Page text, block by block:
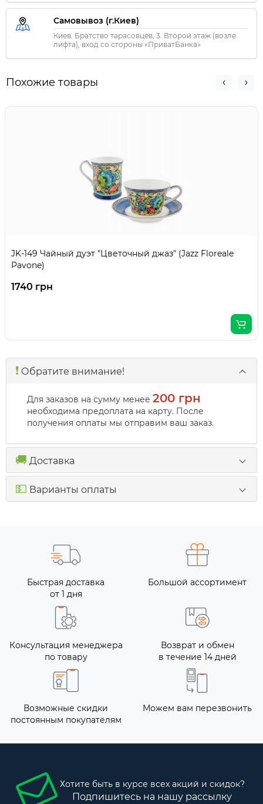
Самовывоз (г.Киев)
Киев. Братство тарасовцев, 3. Второй этаж (возле
лифта), вход со стороны «ПриватБанка»
Похожие товары
JK-149 Чайный дуэт "Цветочный джаз" (Jazz Floreale
Pavone)
1740 грн
❗️ Обратите внимание!
Для заказов на сумму менее 200 грн
необходима предоплата на карту. После
получения оплаты мы отправим ваш заказ.
🚚 Доставка
💵 Варианты оплаты
Быстрая доставка
от 1 дня
Большой ассортимент
Консультация менеджера
по товару
Возврат и обмен
в течение 14 дней
Возможные скидки
постоянным покупателям
Можем вам перезвонить
Хотите быть в курсе всех акций и скидок?
Подпишитесь на нашу рассылку